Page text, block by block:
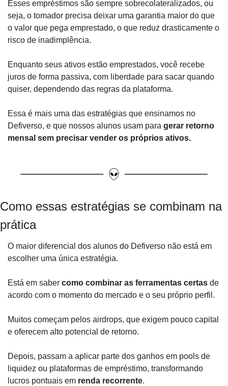
Esses empréstimos são sempre sobrecolateralizados, ou
seja, o tomador precisa deixar uma garantia maior do que
o valor que pega emprestado, o que reduz drasticamente o
risco de inadimplência.
Enquanto seus ativos estão emprestados, você recebe
juros de forma passiva, com liberdade para sacar quando
quiser, dependendo das regras da plataforma.
Essa é mais uma das estratégias que ensinamos no
Defiverso, e que nossos alunos usam para gerar retorno
mensal sem precisar vender os próprios ativos.
Como essas estratégias se combinam na
prática
O maior diferencial dos alunos do Defiverso não está em
escolher uma única estratégia.
Está em saber como combinar as ferramentas certas de
acordo com o momento do mercado e o seu próprio perfil.
Muitos começam pelos airdrops, que exigem pouco capital
e oferecem alto potencial de retorno.
Depois, passam a aplicar parte dos ganhos em pools de
liquidez ou plataformas de empréstimo, transformando
lucros pontuais em renda recorrente.